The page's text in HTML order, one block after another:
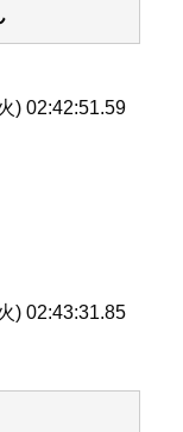
) 02:42:51.59
) 02:43:31.85